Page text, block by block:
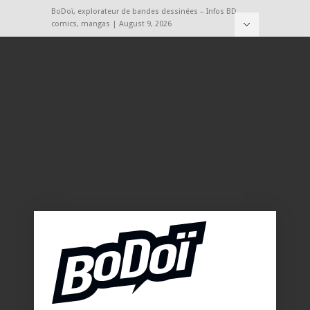
BoDoï, explorateur de bandes dessinées – Infos BD,
comics, mangas | August 9, 2026